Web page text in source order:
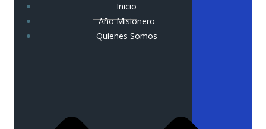
Inicio
Año Misionero
Quienes Somos